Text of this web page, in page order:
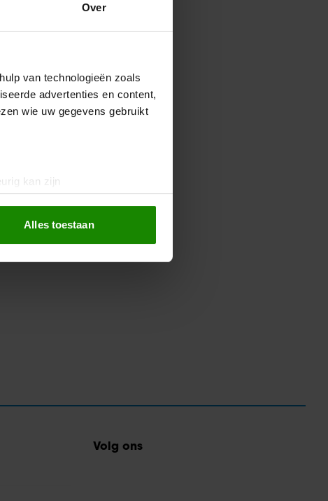
Over
van technologieën zoals
advertenties en content,
wie uw gegevens gebruikt
kan zijn
Alles toestaan
Volg ons